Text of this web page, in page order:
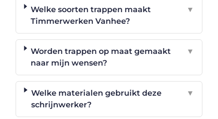
Welke soorten trappen maakt
Timmerwerken Vanhee?
▼
Worden trappen op maat gemaakt
naar mijn wensen?
▼
Welke materialen gebruikt deze
schrijnwerker?
▼